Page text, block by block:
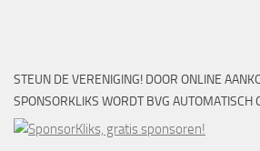
STEUN DE VERENIGING! DOOR ONLINE
SPONSORKLIKS WORDT BVG AUTOMATISCH